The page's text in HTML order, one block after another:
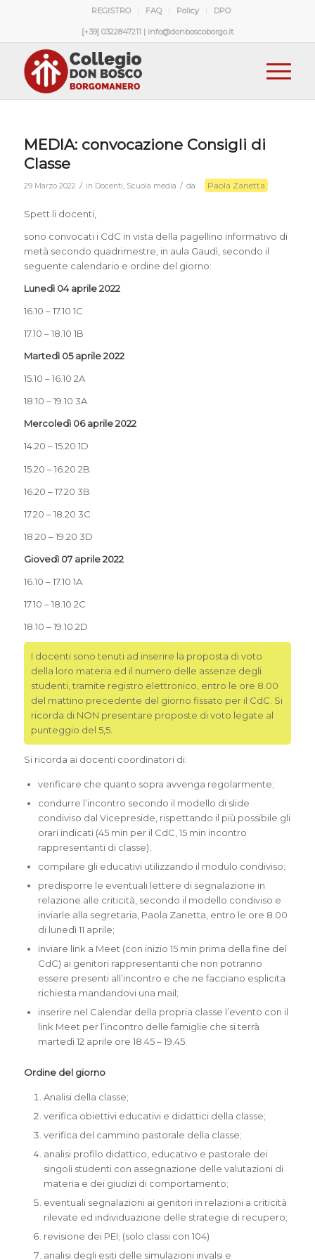
REGISTRO FAQ Policy DPO
[+39] 0322847211 | info@donboscoborgo.it
MEDIA: convocazione Consigli di
Classe
29 Marzo 2022 / in Docenti, Scuola media / da Paola Zanetta
Spett.li docenti,
sono convocati i CdC in vista della pagellino informativo di
metà secondo quadrimestre, in aula Gaudì, secondo il
seguente calendario e ordine del giorno:
Lunedì 04 aprile 2022
16.10 – 17.10 1C
17.10 – 18.10 1B
Martedì 05 aprile 2022
15.10 – 16.10 2A
18.10 – 19.10 3A
Mercoledì 06 aprile 2022
14.20 – 15.20 1D
15.20 – 16.20 2B
16.20 – 17.20 3B
17.20 – 18.20 3C
18.20 – 19.20 3D
Giovedì 07 aprile 2022
16.10 – 17.10 1A
17.10 – 18.10 2C
18.10 – 19.10 2D
I docenti sono tenuti ad inserire la proposta di voto
della loro materia ed il numero delle assenze degli
studenti, tramite registro elettronico, entro le ore 8.00
del mattino precedente del giorno fissato per il CdC. Si
ricorda di NON presentare proposte di voto legate al
punteggio del 5,5.
Si ricorda ai docenti coordinatori di:
verificare che quanto sopra avvenga regolarmente;
condurre l’incontro secondo il modello di slide
condiviso dal Vicepreside, rispettando il più possibile gli
orari indicati (45 min per il CdC, 15 min incontro
rappresentanti di classe);
compilare gli educativi utilizzando il modulo condiviso;
predisporre le eventuali lettere di segnalazione in
relazione alle criticità, secondo il modello condiviso e
inviarle alla segretaria, Paola Zanetta, entro le ore 8.00
di lunedì 11 aprile;
inviare link a Meet (con inizio 15 min prima della fine del
CdC) ai genitori rappresentanti che non potranno
essere presenti all’incontro e che ne facciano esplicita
richiesta mandandovi una mail;
inserire nel Calendar della propria classe l’evento con il
link Meet per l’incontro delle famiglie che si terrà
martedì 12 aprile ore 18.45 – 19.45.
Ordine del giorno
Analisi della classe;
verifica obiettivi educativi e didattici della classe;
verifica del cammino pastorale della classe;
analisi profilo didattico, educativo e pastorale dei
singoli studenti con assegnazione delle valutazioni di
materia e dei giudizi di comportamento;
eventuali segnalazioni ai genitori in relazioni a criticità
rilevate ed individuazione delle strategie di recupero;
revisione dei PEI; (solo classi con 104)
analisi degli esiti delle simulazioni invalsi e